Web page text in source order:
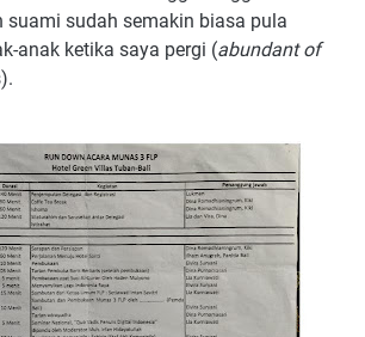
suami sudah semakin biasa pula
anak ketika saya pergi (abundant of